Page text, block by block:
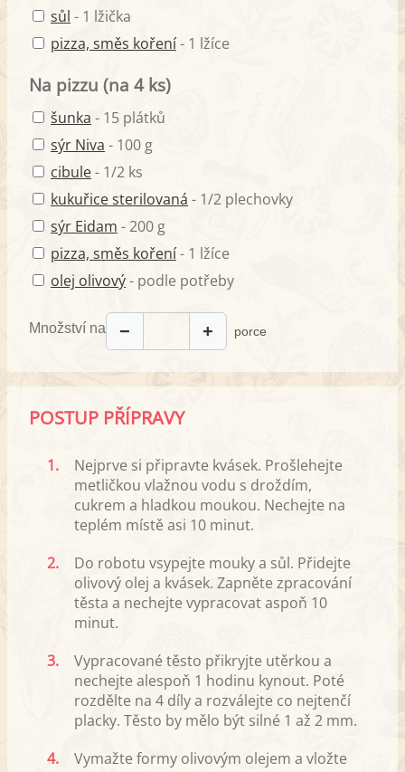
sůl - 1 lžička
pizza, směs koření- 1 lžíce
Na pizzu (na 4 ks)
šunka - 15 plátků
sýr Niva - 100 g
cibule- 1/2 ks
kukuřice sterilovaná - 1/2 plechovky
sýr Eidam - 200 g
pizza, směs koření- 1 lžíce
olej olivový- podle potřeby
Množství na − + porce
POSTUP PŘÍPRAVY
1.
Nejprve si připravte kvásek. Prošlehejte
metličkou vlažnou vodu s droždím,
cukrem a hladkou moukou. Nechejte na
teplém místě asi 10 minut.
2.
Do robotu vsypejte mouky a sůl. Přidejte
olivový olej a kvásek. Zapněte zpracování
těsta a nechejte vypracovat aspoň 10
minut.
3.
Vypracované těsto přikryjte utěrkou a
nechejte alespoň 1 hodinu kynout. Poté
rozdělte na 4 díly a rozválejte co nejtenčí
placky. Těsto by mělo být silné 1 až 2 mm.
4.
Vymažte formy olivovým olejem a vložte